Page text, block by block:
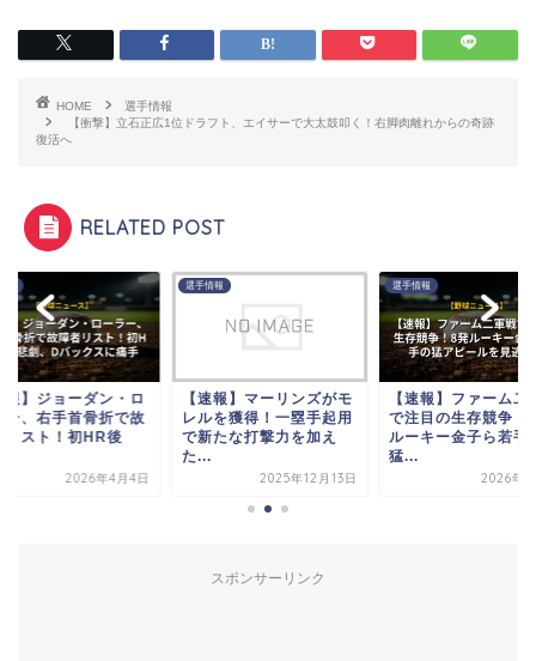
HOME
選手情報
【衝撃】立石正広1位ドラフト、エイサーで大太鼓叩く！右脚肉離れからの奇跡
復活へ
RELATED POST
報】ジョーダン・ロ
ー、右手首骨折で故
リスト！初HR後
2026年4月4日
選手情報
【速報】マーリンズがモ
レルを獲得！一塁手起用
で新たな打撃力を加え
た...
2025年12月13日
選手情報
【速報】ファーム二
で注目の生存競争！
ルーキー金子ら若手
猛...
2026年6
スポンサーリンク